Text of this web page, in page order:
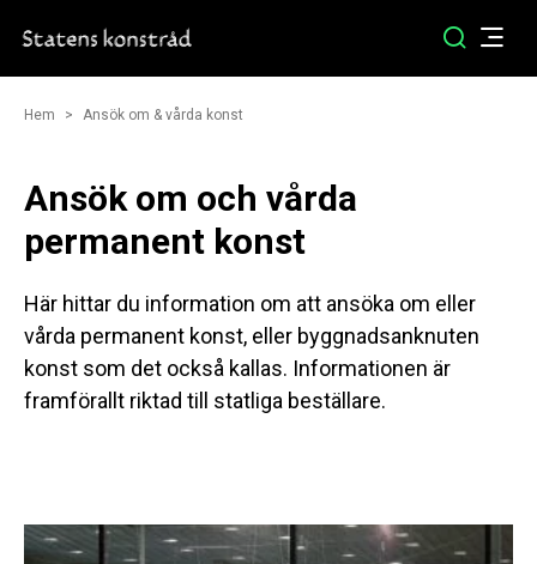
Hem Ansök om & vårda konst
Ansök om och vårda
permanent konst
Här hittar du information om att ansöka om eller
vårda permanent konst, eller byggnadsanknuten
konst som det också kallas. Informationen är
framförallt riktad till statliga beställare.